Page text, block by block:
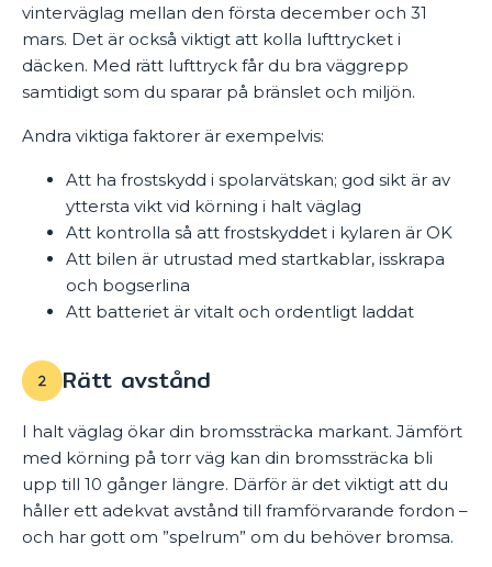
vinterväglag mellan den första december och 31
mars. Det är också viktigt att kolla lufttrycket i
däcken. Med rätt lufttryck får du bra väggrepp
samtidigt som du sparar på bränslet och miljön.
Andra viktiga faktorer är exempelvis:
Att ha frostskydd i spolarvätskan; god sikt är av
yttersta vikt vid körning i halt väglag
Att kontrolla så att frostskyddet i kylaren är OK
Att bilen är utrustad med startkablar, isskrapa
och bogserlina
Att batteriet är vitalt och ordentligt laddat
Rätt avstånd
I halt väglag ökar din bromssträcka markant. Jämfört
med körning på torr väg kan din bromssträcka bli
upp till 10 gånger längre. Därför är det viktigt att du
håller ett adekvat avstånd till framförvarande fordon –
och har gott om ”spelrum” om du behöver bromsa.